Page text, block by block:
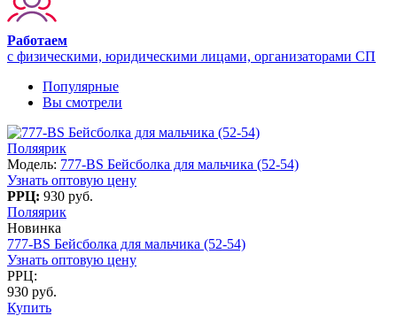
Работаем
с физическими, юридическими лицами, организаторами СП
Популярные
Вы смотрели
Поляярик
Модель: 777-BS Бейсболка для мальчика (52-54)
Узнать оптовую цену
РРЦ: 930 руб.
Поляярик
Новинка
777-BS Бейсболка для мальчика (52-54)
Узнать оптовую цену
РРЦ:
930 руб.
Купить